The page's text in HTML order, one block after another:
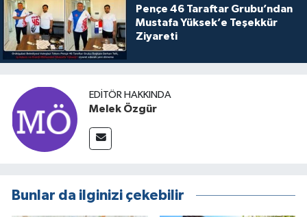
Pençe 46 Taraftar Grubu’ndan
Mustafa Yüksek’e Teşekkür
Ziyareti
EDITÖR HAKKINDA
Melek Özgür
Bunlar da ilginizi çekebilir